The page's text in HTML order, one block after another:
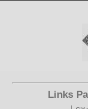
Links